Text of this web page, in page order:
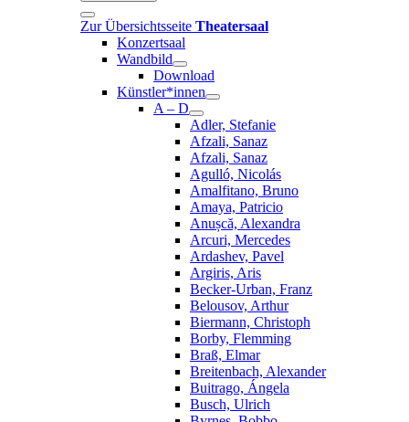
Zur Übersichtsseite Theatersaal
Konzertsaal
Wandbild
Download
Künstler*innen
A – D
Adler, Stefanie
Afzali, Sanaz
Afzali, Sanaz
Agulló, Nicolás
Amalfitano, Bruno
Amaya, Patricio
Anușcă, Alexandra
Arcuri, Mercedes
Ardashev, Pavel
Argiris, Aris
Becker-Urban, Franz
Belousov, Arthur
Biermann, Christoph
Borby, Flemming
Braß, Elmar
Breitenbach, Alexander
Buitrago, Ángela
Busch, Ulrich